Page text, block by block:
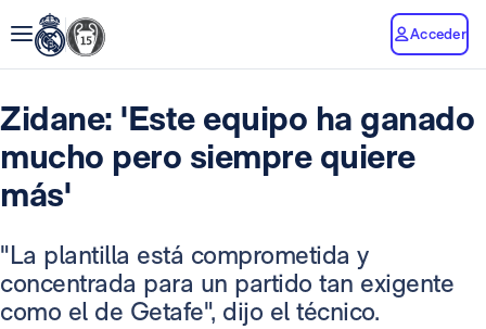
Acceder
Zidane: 'Este equipo ha ganado
mucho pero siempre quiere
más'
"La plantilla está comprometida y
concentrada para un partido tan exigente
como el de Getafe", dijo el técnico.